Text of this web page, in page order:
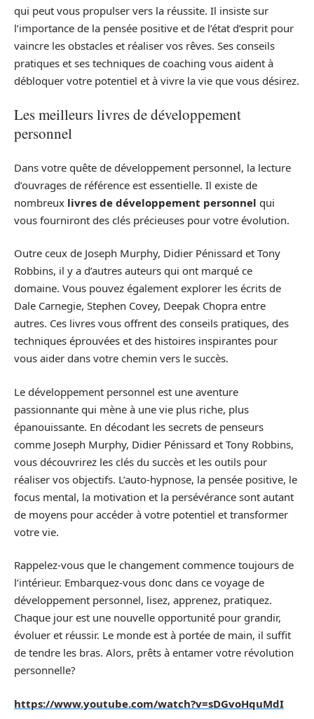
qui peut vous propulser vers la réussite. Il insiste sur
l’importance de la pensée positive et de l’état d’esprit pour
vaincre les obstacles et réaliser vos rêves. Ses conseils
pratiques et ses techniques de coaching vous aident à
débloquer votre potentiel et à vivre la vie que vous désirez.
Les meilleurs livres de développement
personnel
Dans votre quête de développement personnel, la lecture
d’ouvrages de référence est essentielle. Il existe de
nombreux livres de développement personnel qui
vous fourniront des clés précieuses pour votre évolution.
Outre ceux de Joseph Murphy, Didier Pénissard et Tony
Robbins, il y a d’autres auteurs qui ont marqué ce
domaine. Vous pouvez également explorer les écrits de
Dale Carnegie, Stephen Covey, Deepak Chopra entre
autres. Ces livres vous offrent des conseils pratiques, des
techniques éprouvées et des histoires inspirantes pour
vous aider dans votre chemin vers le succès.
Le développement personnel est une aventure
passionnante qui mène à une vie plus riche, plus
épanouissante. En décodant les secrets de penseurs
comme Joseph Murphy, Didier Pénissard et Tony Robbins,
vous découvrirez les clés du succès et les outils pour
réaliser vos objectifs. L’auto-hypnose, la pensée positive, le
focus mental, la motivation et la persévérance sont autant
de moyens pour accéder à votre potentiel et transformer
votre vie.
Rappelez-vous que le changement commence toujours de
l’intérieur. Embarquez-vous donc dans ce voyage de
développement personnel, lisez, apprenez, pratiquez.
Chaque jour est une nouvelle opportunité pour grandir,
évoluer et réussir. Le monde est à portée de main, il suffit
de tendre les bras. Alors, prêts à entamer votre révolution
personnelle?
https://www.youtube.com/watch?v=sDGvoHquMdI